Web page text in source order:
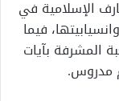
الإسلامية في
فيما
المشرفة بآيات
مدروس.